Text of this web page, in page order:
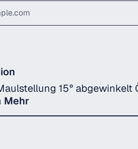
15° abgewinkelt
Mehr